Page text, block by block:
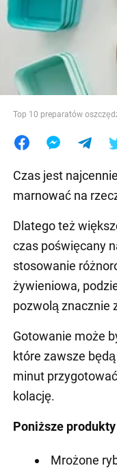
Jedzenie
Top 10 preparatów
Czas jest
marnować na
Dlatego też
czas poświęcany
stosowanie
żywieniowa,
pozwolą znacznie
Gotowanie może
które zawsze
minut
kolację.
Poniższe
Mrożone